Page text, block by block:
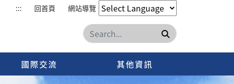
::: 回首頁 網站導覽
搜尋
國際交流 其他資訊